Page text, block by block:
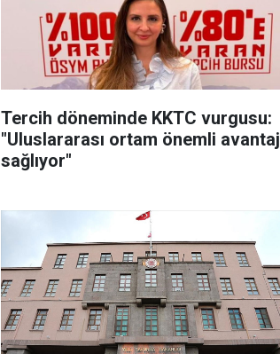
Tercih döneminde KKTC vurgusu:
"Uluslararası ortam önemli avantaj
sağlıyor"